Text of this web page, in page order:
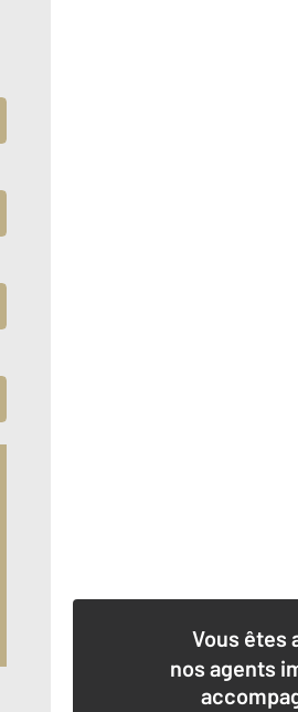
Vous êtes
nos agents